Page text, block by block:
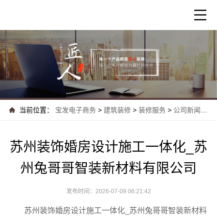
当前位置： 宝发电子商务> 建筑装修 > 装修服务> 公司新闻
苏州装饰婚房设计施工一体化_苏
州兔哥哥智装新材料有限公司
发布时间：2026-07-09 06:21:42
苏州装饰婚房设计施工一体化_苏州兔哥哥智装新材料